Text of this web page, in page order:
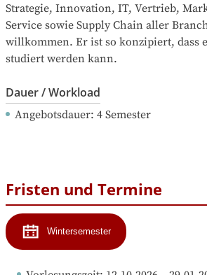
Strategie, Innovation, IT, Vertrieb,
Service sowie Supply Chain aller
willkommen. Er ist so konzipiert, dass
studiert werden kann.
Dauer / Workload
Angebotsdauer: 4 Semester
Fristen und Termine
Wintersemester